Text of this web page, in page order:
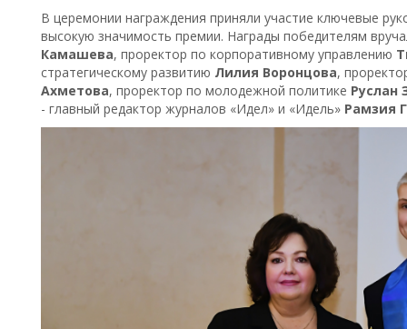
В церемонии награждения приняли участие ключевые
высокую значимость премии. Награды победителям
Камашева, проректор по корпоративному управлению
стратегическому развитию Лилия Воронцова,
Ахметова, проректор по молодежной политике Руслан
- главный редактор журналов «Идел» и «Идель» Рамзия